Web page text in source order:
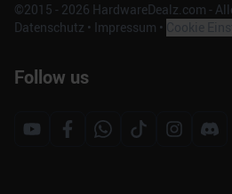
©2015 - 2026 HardwareDealz.com -
Datenschutz • Impressum •
Follow us